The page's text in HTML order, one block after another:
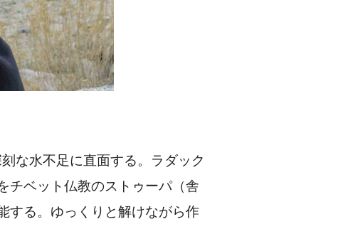
な水不足に直面する。ラダック
チベット仏教のストゥーパ（舎
する。ゆっくりと解けながら作